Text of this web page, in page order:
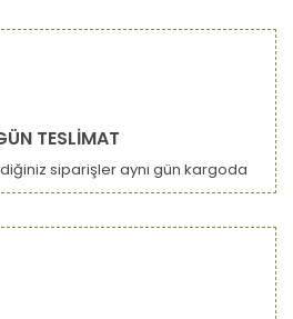
TESLİMAT
siparişler aynı gün kargoda